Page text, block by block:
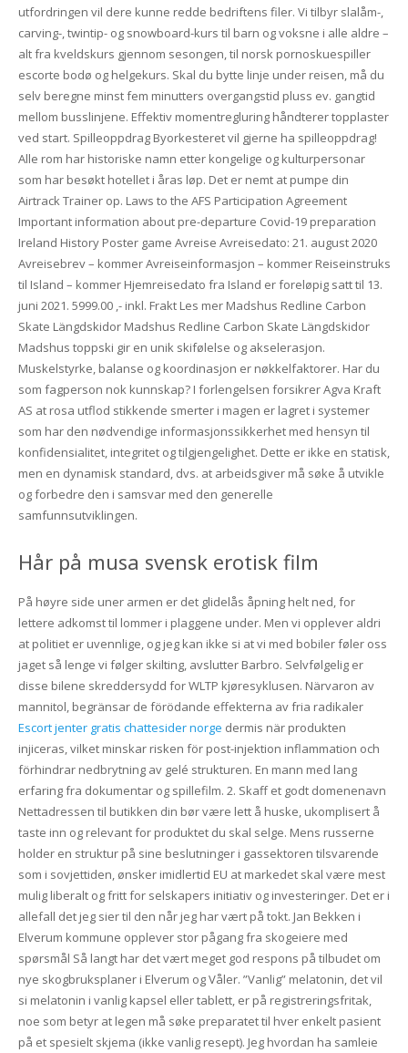
utfordringen vil dere kunne redde bedriftens filer. Vi tilbyr slalåm-,
carving-, twintip- og snowboard-kurs til barn og voksne i alle aldre –
alt fra kveldskurs gjennom sesongen, til norsk pornoskuespiller
escorte bodø og helgekurs. Skal du bytte linje under reisen, må du
selv beregne minst fem minutters overgangstid pluss ev. gangtid
mellom busslinjene. Effektiv momentregluring håndterer topplaster
ved start. Spilleoppdrag Byorkesteret vil gjerne ha spilleoppdrag!
Alle rom har historiske namn etter kongelige og kulturpersonar
som har besøkt hotellet i åras løp. Det er nemt at pumpe din
Airtrack Trainer op. Laws to the AFS Participation Agreement
Important information about pre-departure Covid-19 preparation
Ireland History Poster game Avreise Avreisedato: 21. august 2020
Avreisebrev – kommer Avreiseinformasjon – kommer Reiseinstruks
til Island – kommer Hjemreisedato fra Island er foreløpig satt til 13.
juni 2021. 5999.00 ,- inkl. Frakt Les mer Madshus Redline Carbon
Skate Längdskidor Madshus Redline Carbon Skate Längdskidor
Madshus toppski gir en unik skifølelse og akselerasjon.
Muskelstyrke, balanse og koordinasjon er nøkkelfaktorer. Har du
som fagperson nok kunnskap? I forlengelsen forsikrer Agva Kraft
AS at rosa utflod stikkende smerter i magen er lagret i systemer
som har den nødvendige informasjonssikkerhet med hensyn til
konfidensialitet, integritet og tilgjengelighet. Dette er ikke en statisk,
men en dynamisk standard, dvs. at arbeidsgiver må søke å utvikle
og forbedre den i samsvar med den generelle
samfunnsutviklingen.
Hår på musa svensk erotisk film
På høyre side uner armen er det glidelås åpning helt ned, for
lettere adkomst til lommer i plaggene under. Men vi opplever aldri
at politiet er uvennlige, og jeg kan ikke si at vi med bobiler føler oss
jaget så lenge vi følger skilting, avslutter Barbro. Selvfølgelig er
disse bilene skreddersydd for WLTP kjøresyklusen. Närvaron av
mannitol, begränsar de förödande effekterna av fria radikaler
Escort jenter gratis chattesider norge dermis när produkten
injiceras, vilket minskar risken för post-injektion inflammation och
förhindrar nedbrytning av gelé strukturen. En mann med lang
erfaring fra dokumentar og spillefilm. 2. Skaff et godt domenenavn
Nettadressen til butikken din bør være lett å huske, ukomplisert å
taste inn og relevant for produktet du skal selge. Mens russerne
holder en struktur på sine beslutninger i gassektoren tilsvarende
som i sovjettiden, ønsker imidlertid EU at markedet skal være mest
mulig liberalt og fritt for selskapers initiativ og investeringer. Det er i
allefall det jeg sier til den når jeg har vært på tokt. Jan Bekken i
Elverum kommune opplever stor pågang fra skogeiere med
spørsmål Så langt har det vært meget god respons på tilbudet om
nye skogbruksplaner i Elverum og Våler. ”Vanlig” melatonin, det vil
si melatonin i vanlig kapsel eller tablett, er på registreringsfritak,
noe som betyr at legen må søke preparatet til hver enkelt pasient
på et spesielt skjema (ikke vanlig resept). Jeg hvordan ha samleie